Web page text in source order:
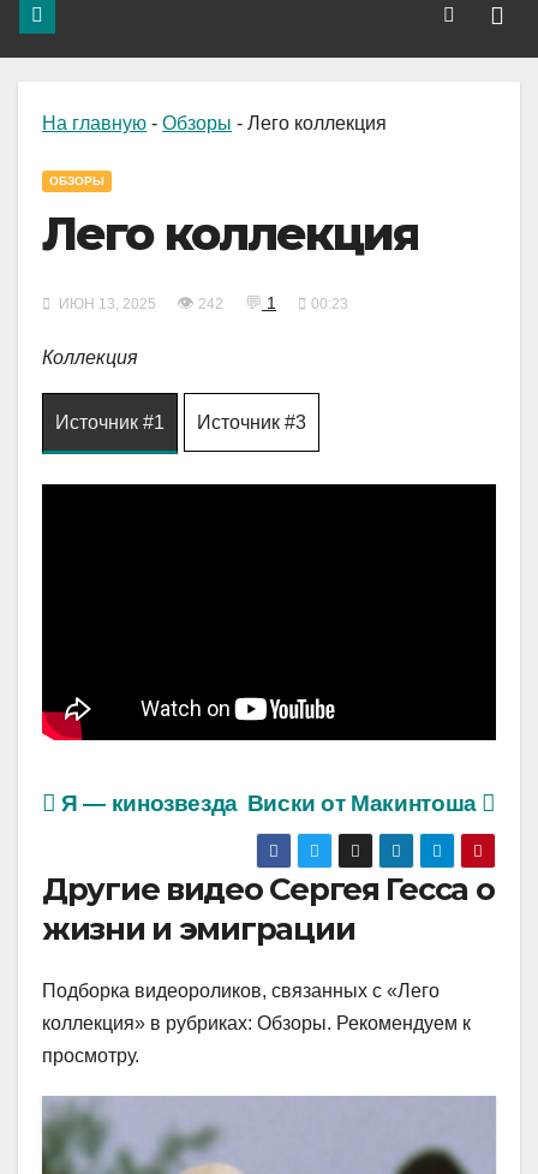
На главную - Обзоры - Лего коллекция
ОБЗОРЫ
Лего коллекция
ИЮН 13, 2025 👁 242 💬 1 00:23
Коллекция
Источник #1 Источник #3
Виски от Макинтоша
Я — кинозвезда
Другие видео Сергея Гесса о
жизни и эмиграции
Подборка видеороликов, связанных с «Лего
коллекция» в рубриках: Обзоры. Рекомендуем к
просмотру.